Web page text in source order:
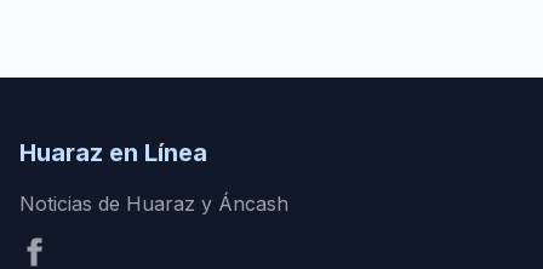
Huaraz en Línea
Noticias de Huaraz y Áncash